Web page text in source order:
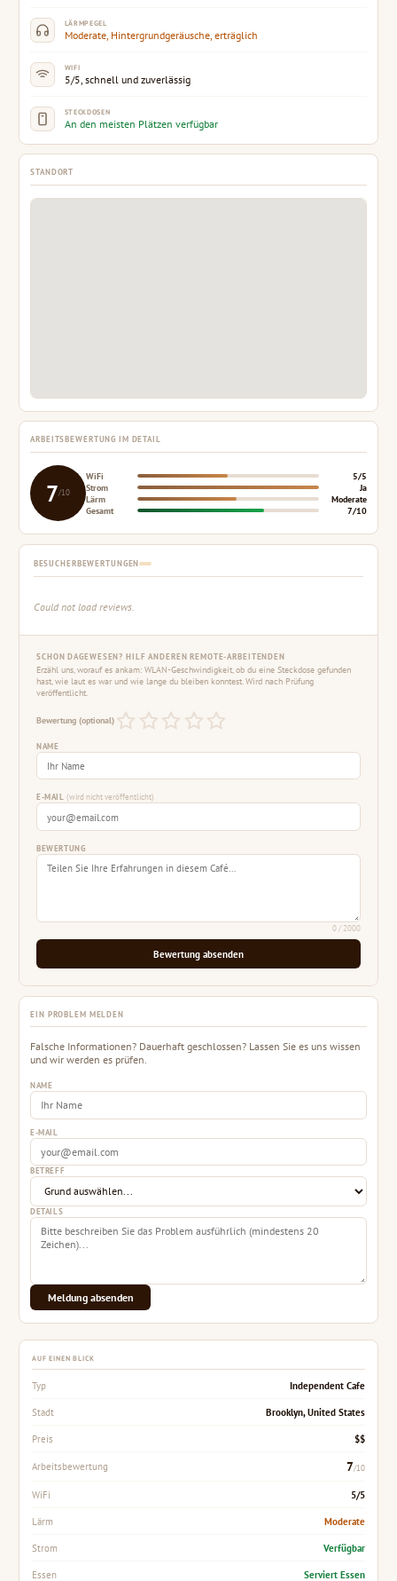
LÄRMPEGEL
Moderate, Hintergrundgeräusche, erträglich
WIFI
5/5, schnell und zuverlässig
STECKDOSEN
An den meisten Plätzen verfügbar
STANDORT
ARBEITSBEWERTUNG IM DETAIL
7/10
WiFi
5/5
Strom
Ja
Lärm
Moderate
Gesamt
7/10
BESUCHERBEWERTUNGEN
Could not load reviews.
SCHON DAGEWESEN? HILF ANDEREN REMOTE-ARBEITENDEN
Erzähl uns, worauf es ankam: WLAN-Geschwindigkeit, ob du eine Steckdose gefunden
hast, wie laut es war und wie lange du bleiben konntest. Wird nach Prüfung
veröffentlicht.
Bewertung (optional)
NAME
E-MAIL(wird nicht veröffentlicht)
BEWERTUNG
0/ 2000
Bewertung absenden
EIN PROBLEM MELDEN
Falsche Informationen? Dauerhaft geschlossen? Lassen Sie es uns wissen
und wir werden es prüfen.
NAME
E-MAIL
BETREFF
DETAILS
Meldung absenden
AUF EINEN BLICK
Typ Independent Cafe
Stadt Brooklyn, United States
Preis $$
Arbeitsbewertung 7/10
WiFi 5/5
Lärm Moderate
Strom Verfügbar
Essen Serviert Essen